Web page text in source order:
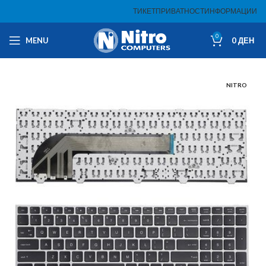
ТИКЕТПРИВАТНОСТИНФОРМАЦИИ
MENU 0 0ДЕН
NITRO